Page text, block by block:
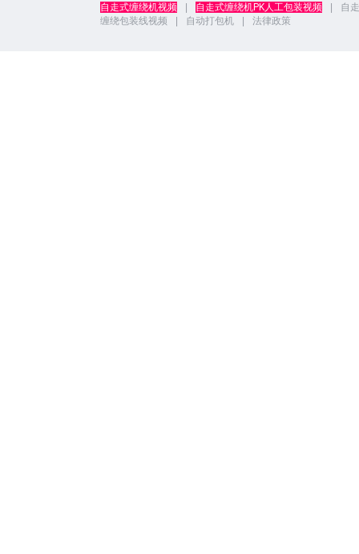
自走式缠绕机视频
自走式缠绕机PK人工包装视频
自
缠绕包装线视频
自动打包机 法律政策